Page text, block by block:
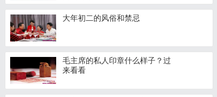
大年初二的风俗和禁忌
毛主席的私人印章什么样子？过
来看看